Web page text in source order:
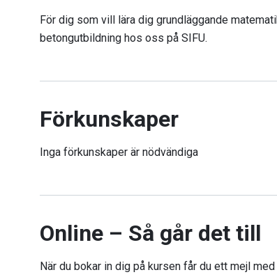
För dig som vill lära dig grundläggande
betongutbildning hos oss på SIFU.
Förkunskaper
Inga förkunskaper är nödvändiga
Online – Så går det till
När du bokar in dig på kursen får du ett mejl